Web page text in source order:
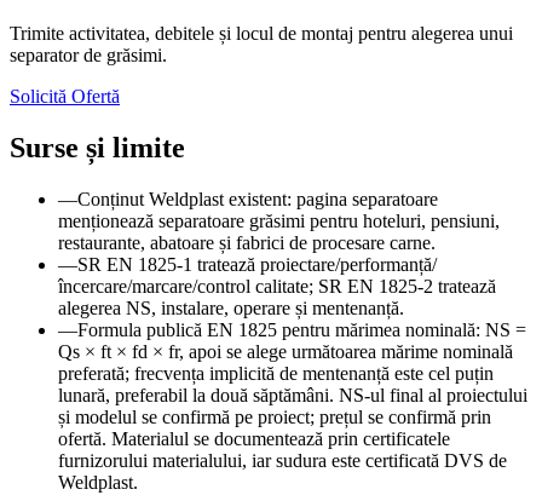
Trimite activitatea, debitele și locul de montaj pentru alegerea unui
separator de grăsimi.
Solicită Ofertă
Surse și limite
—Conținut Weldplast existent: pagina separatoare
menționează separatoare grăsimi pentru hoteluri, pensiuni,
restaurante, abatoare și fabrici de procesare carne.
—SR EN 1825-1 tratează proiectare/performanță/
încercare/marcare/control calitate; SR EN 1825-2 tratează
alegerea NS, instalare, operare și mentenanță.
—Formula publică EN 1825 pentru mărimea nominală: NS =
Qs × ft × fd × fr, apoi se alege următoarea mărime nominală
preferată; frecvența implicită de mentenanță este cel puțin
lunară, preferabil la două săptămâni. NS-ul final al proiectului
și modelul se confirmă pe proiect; prețul se confirmă prin
ofertă. Materialul se documentează prin certificatele
furnizorului materialului, iar sudura este certificată DVS de
Weldplast.